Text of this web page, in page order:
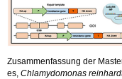
Zusammenfassung der
es, Chlamydomonas